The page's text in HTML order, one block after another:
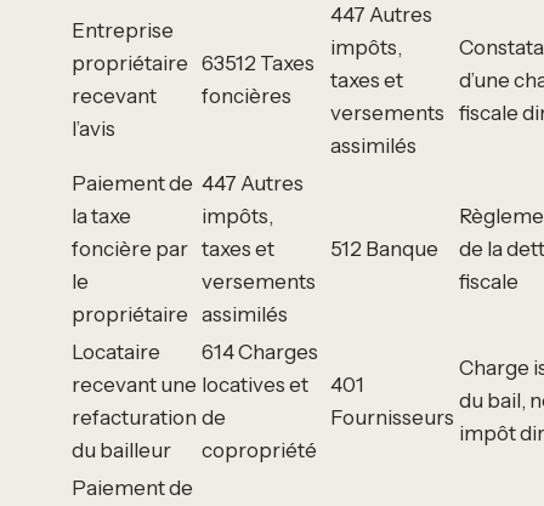
Entreprise
propriétaire
recevant
l’avis
63512 Taxes
foncières
447 Autres
impôts,
taxes et
versements
assimilés
d’une
fiscale
Paiement de
la taxe
foncière par
le
propriétaire
447 Autres
impôts,
taxes et
versements
assimilés
512 Banque
de la
fiscale
Locataire
recevant une
refacturation
du bailleur
614 Charges
locatives et
de
copropriété
401
Fournisseurs
Charge
du bail,
impôt
Paiement de